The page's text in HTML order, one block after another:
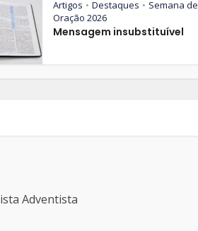
Artigos • Destaques • Semana de
Oração 2026
Mensagem insubstituível
Adventista